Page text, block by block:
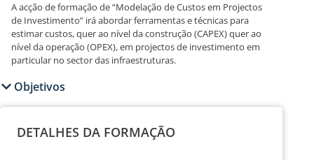
A acção de formação de “Modelação de Custos em Projectos
de Investimento” irá abordar ferramentas e técnicas para
estimar custos, quer ao nível da construção (CAPEX) quer ao
nível da operação (OPEX), em projectos de investimento em
particular no sector das infraestruturas.
Objetivos
DETALHES DA FORMAÇÃO